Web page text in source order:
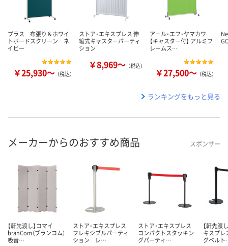
プラス 布張り＆ホワイ
トボードスクリーン ネ
イビー
￥25,930～ （税込）
ストア・エキスプレス 伸
縮式キャスターパーティ
ション
￥8,969～ （税込）
アール・エフ・ヤマカワ
【キャスター付】 アルミフ
レームス…
￥27,500～ （税込）
ランキングをもっと見る
メーカーからのおすすめ商品 スポンサー
【軒先渡し】コマイ
branCom（ブランコム）
吸音…
ストア・エキスプレス
フレキシブルパーティ
ション レ…
ストア・エキスプレス
コンパクトスタッキン
グパーティ…
【軒先渡
キスプレ
グベル